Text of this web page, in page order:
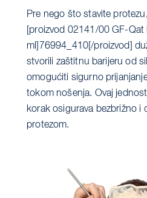
Pre nego što stavite
[proizvod 02141/00 GF-
ml]76994_410[/proizvod]
stvorili zaštitnu barijeru od
omogućiti sigurno
tokom nošenja. Ovaj
korak osigurava bezbrižno
protezom.